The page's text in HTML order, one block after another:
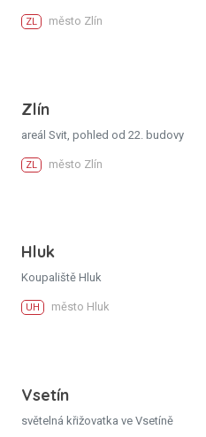
ZL město Zlín
Zlín
areál Svit, pohled od 22. budovy
ZL město Zlín
Hluk
Koupaliště Hluk
UH město Hluk
Vsetín
světelná křižovatka ve Vsetíně